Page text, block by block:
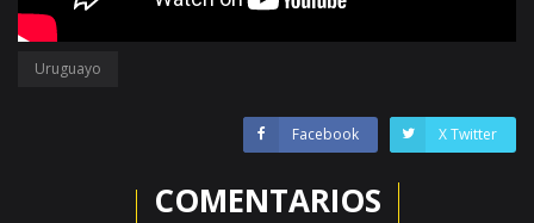
Uruguayo
Facebook X Twitter
COMENTARIOS